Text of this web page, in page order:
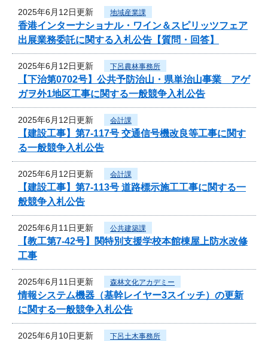
2025年6月12日更新 地域産業課
香港インターナショナル・ワイン＆スピリッツフェア
出展業務委託に関する入札公告【質問・回答】
2025年6月12日更新 下呂農林事務所
【下治第0702号】公共予防治山・県単治山事業 アゲ
ガヲ外1地区工事に関する一般競争入札公告
2025年6月12日更新 会計課
【建設工事】第7-117号 交通信号機改良等工事に関す
る一般競争入札公告
2025年6月12日更新 会計課
【建設工事】第7-113号 道路標示施工工事に関する一
般競争入札公告
2025年6月11日更新 公共建築課
【教工第7-42号】関特別支援学校本館棟屋上防水改修
工事
2025年6月11日更新 森林文化アカデミー
情報システム機器（基幹レイヤー3スイッチ）の更新
に関する一般競争入札公告
2025年6月10日更新 下呂土木事務所